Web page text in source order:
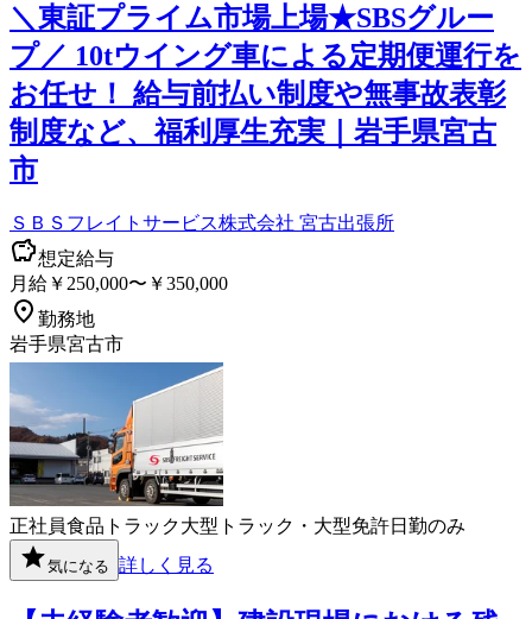
＼東証プライム市場上場★SBSグルー
プ／ 10tウイング車による定期便運行を
お任せ！ 給与前払い制度や無事故表彰
制度など、福利厚生充実｜岩手県宮古
市
ＳＢＳフレイトサービス株式会社 宮古出張所
想定給与
月給￥250,000〜￥350,000
勤務地
岩手県宮古市
正社員食品 トラック大型トラック・大型免許日勤のみ
気になる 詳しく見る